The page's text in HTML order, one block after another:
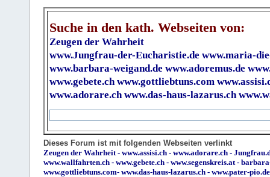
Suche in den kath. Webseiten von:
Zeugen der Wahrheit
www.Jungfrau-der-Eucharistie.de www.maria-
www.barbara-weigand.de www.adoremus.de
www.gebete.ch www.gottliebtuns.com
www.adorare.ch www.das-haus-lazarus.ch
Dieses Forum ist mit folgenden Webseiten verlinkt
Zeugen der Wahrheit - www.assisi.ch - www.adorare.ch -
www.wallfahrten.ch - www.gebete.ch - www.segenskreis.at -
www.gottliebtuns.com- www.das-haus-lazarus.ch - www.pater-pio.de